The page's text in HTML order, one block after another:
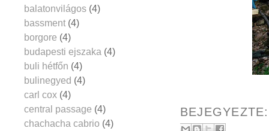
balatonvilágos (4)
bassment (4)
borgore (4)
budapesti ejszaka (4)
buli hétfőn (4)
bulinegyed (4)
carl cox (4)
central passage (4)
chachacha cabrio (4)